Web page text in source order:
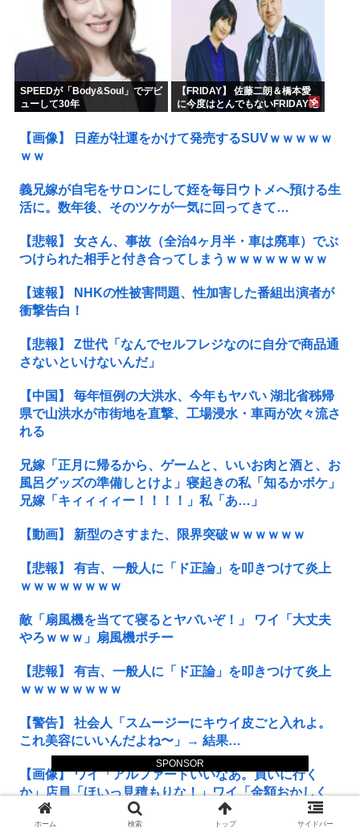
SPONSOR
SPEEDが「Body&Soul」でデビ
ューして30年
【FRIDAY】 佐藤二朗＆橋本愛
に今度はとんでもないFRIDAY砲
【画像】 日産が社運をかけて発売するSUVｗｗｗｗｗ
ｗｗ
義兄嫁が自宅をサロンにして姪を毎日ウトメへ預ける生
活に。数年後、そのツケが一気に回ってきて…
【悲報】 女さん、事故（全治4ヶ月半・車は廃車）でぶ
つけられた相手と付き合ってしまうｗｗｗｗｗｗｗｗ
【速報】 NHKの性被害問題、性加害した番組出演者が
衝撃告白！
【悲報】 Z世代「なんでセルフレジなのに自分で商品通
さないといけないんだ」
【中国】 毎年恒例の大洪水、今年もヤバい 湖北省秭帰
県で山洪水が市街地を直撃、工場浸水・車両が次々流さ
れる
兄嫁「正月に帰るから、ゲームと、いいお肉と酒と、お
風呂グッズの準備しとけよ」寝起きの私「知るかボケ」
兄嫁「キィィィィー！！！！」私「あ…」
【動画】 新型のさすまた、限界突破ｗｗｗｗｗｗ
【悲報】 有吉、一般人に「ド正論」を叩きつけて炎上
ｗｗｗｗｗｗｗｗ
敵「扇風機を当てて寝るとヤバいぞ！」 ワイ「大丈夫
やろｗｗｗ」扇風機ポチー
【悲報】 有吉、一般人に「ド正論」を叩きつけて炎上
ｗｗｗｗｗｗｗｗ
【警告】 社会人「スムージーにキウイ皮ごと入れよ。
これ美容にいいんだよね〜」→ 結果…
【画像】 ワイ「アルファードいいなあ。買いに行く
か」店員「ほいっ見積もりな！」ワイ「金額おかしく
ね？」←お前らもそう思うよな？？？？？
ホーム 検索 トップ サイドバー